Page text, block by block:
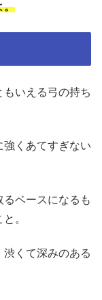
。
いえる弓の持ち
強くあてすぎない
ベースになるも
。
くて深みのある